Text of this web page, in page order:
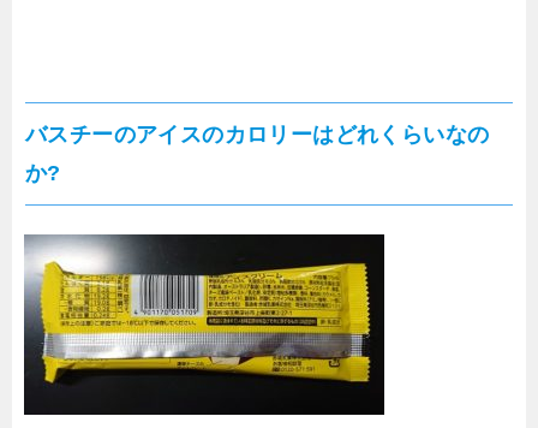
バスチーのアイスのカロリーはどれくらいなの
か?